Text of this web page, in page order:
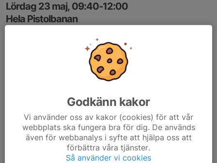
Lördag 23 maj, 09:40-12:00
Hela Pistolbanan
Kurs för nya skyttar inom Nationellt skytte
Godkänn kakor
Vi använder oss av kakor (cookies) för att vår
webbplats ska fungera bra för dig. De används
även för webbanalys i syfte att hjälpa oss att
förbättra våra tjänster.
Så använder vi cookies